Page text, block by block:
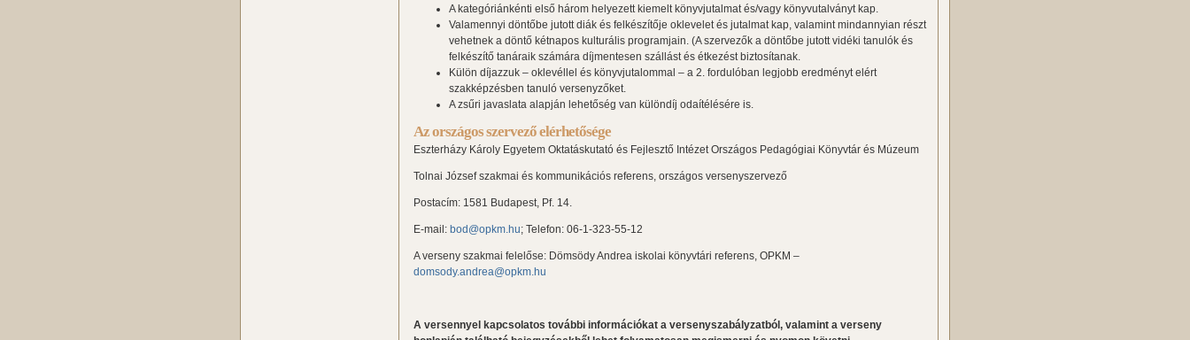
A kategóriánkénti első három helyezett kiemelt könyvjutalmat és/vagy könyvutalványt kap.
Valamennyi döntőbe jutott diák és felkészítője oklevelet és jutalmat kap, valamint mindannyian részt
vehetnek a döntő kétnapos kulturális programjain. (A szervezők a döntőbe jutott vidéki tanulók és
felkészítő tanáraik számára díjmentesen szállást és étkezést biztosítanak.
Külön díjazzuk – oklevéllel és könyvjutalommal – a 2. fordulóban legjobb eredményt elért
szakképzésben tanuló versenyzőket.
A zsűri javaslata alapján lehetőség van különdíj odaítélésére is.
Az országos szervező elérhetősége
Eszterházy Károly Egyetem Oktatáskutató és Fejlesztő Intézet Országos Pedagógiai Könyvtár és Múzeum
Tolnai József szakmai és kommunikációs referens, országos versenyszervező
Postacím: 1581 Budapest, Pf. 14.
E-mail:bod@opkm.hu; Telefon: 06-1-323-55-12
A verseny szakmai felelőse: Dömsödy Andrea iskolai könyvtári referens, OPKM –
domsody.andrea@opkm.hu
A versennyel kapcsolatos további információkat a versenyszabályzatból, valamint a verseny